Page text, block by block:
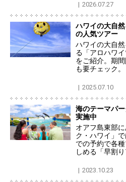
2026.07.27
ハワイの大自
の人気ツアー
ハワイの大自
る「アロハワ
をご紹介。期
も要チェック。
2025.07.10
海のテーマパ
実施中
オアフ島東部
ク・ハワイ」
での予約で各
しめる「早割
2023.10.23